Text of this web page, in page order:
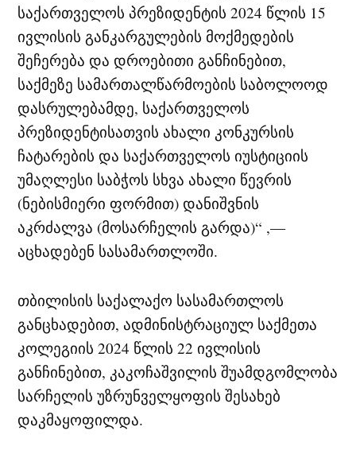
საქართველოს პრეზიდენტის 2024 წლის 15
ივლისის განკარგულების მოქმედების
შეჩერება და დროებითი განჩინებით,
საქმეზე სამართალწარმოების საბოლოოდ
დასრულებამდე, საქართველოს
პრეზიდენტისათვის ახალი კონკურსის
ჩატარების და საქართველოს იუსტიციის
უმაღლესი საბჭოს სხვა ახალი წევრის
(ნებისმიერი ფორმით) დანიშვნის
აკრძალვა (მოსარჩელის გარდა)“ ,—
აცხადებენ სასამართლოში.
თბილისის საქალაქო სასამართლოს
განცხადებით, ადმინისტრაციულ საქმეთა
კოლეგიის 2024 წლის 22 ივლისის
განჩინებით, კაკოჩაშვილის შუამდგომლობა
სარჩელის უზრუნველყოფის შესახებ
დაკმაყოფილდა.